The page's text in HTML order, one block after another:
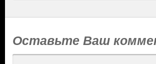
Оставьте Ваш